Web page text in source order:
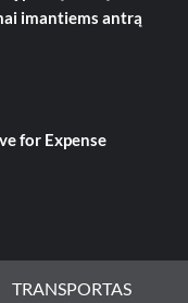
imantiems antrą
for Expense
TRANSPORTAS